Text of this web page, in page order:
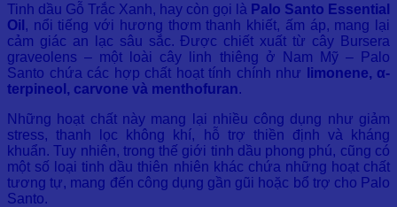
Tinh dầu Gỗ Trắc Xanh, hay còn gọi là Palo Santo Essential
Oil , nổi tiếng với hương thơm thanh khiết, ấm áp, mang lại
cảm giác an lạc sâu sắc. Được chiết xuất từ cây Bursera
graveolens – một loài cây linh thiêng ở Nam Mỹ – Palo
Santo chứa các hợp chất hoạt tính chính như
limonene, α-
terpineol, carvone và menthofuran.
Những hoạt chất này mang lại nhiều công dụng như giảm
stress, thanh lọc không khí, hỗ trợ thiền định và kháng
khuẩn. Tuy nhiên, trong thế giới tinh dầu phong phú, cũng có
một số loại tinh dầu thiên nhiên khác chứa những hoạt chất
tương tự, mang đến công dụng gần gũi hoặc bổ trợ cho Palo
Santo.